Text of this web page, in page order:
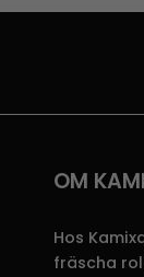
OM
Hos
fräscha